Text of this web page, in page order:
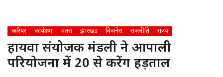
करियर कार्यक्रम चतरा झारखंड बिज़नेस राजनीति राज्य
हायवा संयोजक मंडली ने आम्रपाली
परियोजना में 20 से करेंग हड़ताल